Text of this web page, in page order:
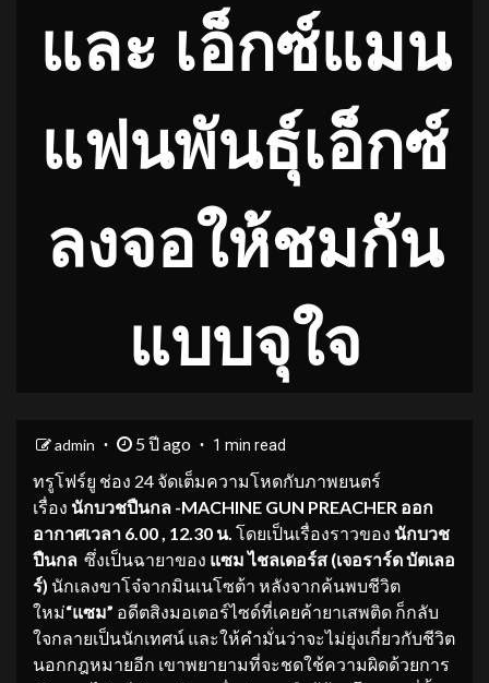
และ เอ็กซ์แมน
แฟนพันธุ์เอ็กซ์
ลงจอให้ชมกัน
แบบจุใจ
admin 5 ปี ago 1 min read
ทรูโฟร์ยู ช่อง 24 จัดเต็มความโหดกับภาพยนตร์
เรื่อง นักบวชปืนกล -MACHINE GUN PREACHER ออก
อากาศเวลา 6.00 , 12.30 น. โดยเป็นเรื่องราวของ นักบวช
ปืนกล ซึ่งเป็นฉายาของ แซม ไชลเดอร์ส (เจอราร์ด บัตเลอ
ร์) นักเลงขาโจ๋จากมินเนโซต้า หลังจากค้นพบชีวิต
ใหม่“แซม” อดีตสิงมอเตอร์ไซด์ที่เคยค้ายาเสพติด ก็กลับ
ใจกลายเป็นนักเทศน์ และให้คำมั่นว่าจะไม่ยุ่งเกี่ยวกับชีวิต
นอกกฎหมายอีก เขาพยายามที่จะชดใช้ความผิดด้วยการ